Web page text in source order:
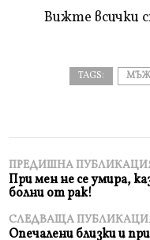
Вижте всички
TAGS: МЪЖ
ПРЕДИШНА
При мен не се умира,
болни от рак!
СЛЕДВАЩА
Опечалени близки и